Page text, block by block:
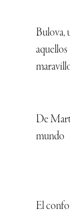
Bulova,
aquellos
De
mundo
El